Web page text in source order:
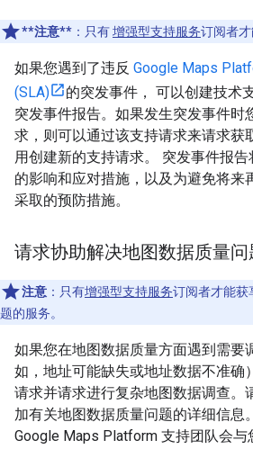
**注意** ：只有增强型支持服务订阅者才
如果您遇到了违反 Google Maps
(SLA)
的突发事件， 可以创建技术
突发事件报告。如果发生突发事件时
求，则可以通过该支持请求来请求获
用创建新的支持请求。 突发事件报
的影响和应对措施，以及为避免将来
采取的预防措施。
请求协助解决地图数据质量问
注意 ：只有增强型支持服务订阅者才能获
题的服务。
如果您在地图数据质量方面遇到需要
如，地址可能缺失或地址数据不准确
请求并请求进行复杂地图数据调查。
加有关地图数据质量问题的详细信息
Google Maps Platform 支持团队会